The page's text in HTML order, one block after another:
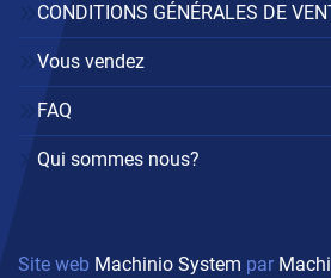
CONDITIONS GÉNÉRALES DE
Vous vendez
FAQ
Qui sommes nous?
Site web Machinio System par